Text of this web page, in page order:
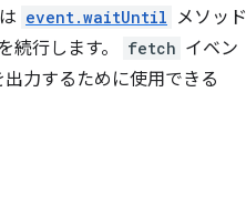
event.waitUntil メソッド
続行します。
fetch イベン
力するために使用できる